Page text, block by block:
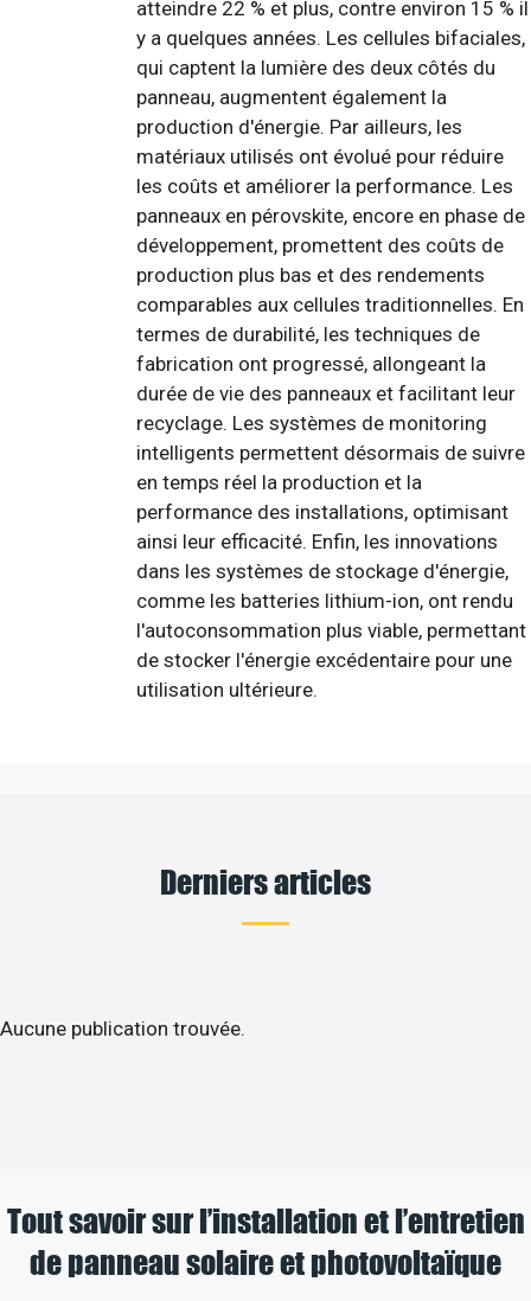
atteindre 22 % et plus, contre environ 15 % il
y a quelques années. Les cellules bifaciales,
qui captent la lumière des deux côtés du
panneau, augmentent également la
production d'énergie. Par ailleurs, les
matériaux utilisés ont évolué pour réduire
les coûts et améliorer la performance. Les
panneaux en pérovskite, encore en phase de
développement, promettent des coûts de
production plus bas et des rendements
comparables aux cellules traditionnelles. En
termes de durabilité, les techniques de
fabrication ont progressé, allongeant la
durée de vie des panneaux et facilitant leur
recyclage. Les systèmes de monitoring
intelligents permettent désormais de suivre
en temps réel la production et la
performance des installations, optimisant
ainsi leur efficacité. Enfin, les innovations
dans les systèmes de stockage d'énergie,
comme les batteries lithium-ion, ont rendu
l'autoconsommation plus viable, permettant
de stocker l'énergie excédentaire pour une
utilisation ultérieure.
Derniers articles
Aucune publication trouvée.
Tout savoir sur l’installation et l’entretien
de panneau solaire et photovoltaïque